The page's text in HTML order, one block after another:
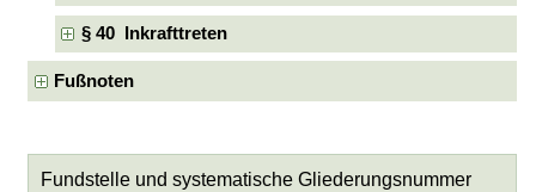
§ 40 Inkrafttreten
Fußnoten
Fundstelle und systematische Gliederungsnummer